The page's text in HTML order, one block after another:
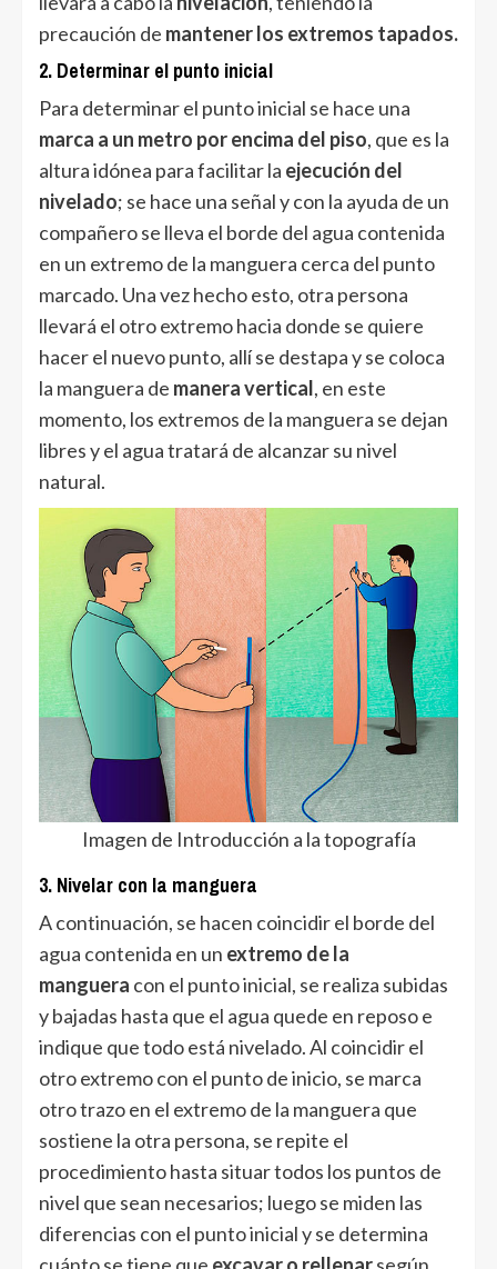
precaución de mantener los extremos tapados.
2. Determinar el punto inicial
Para determinar el punto inicial se hace una
marca a un metro por encima del piso, que es la
altura idónea para facilitar la ejecución del
nivelado; se hace una señal y con la ayuda de un
compañero se lleva el borde del agua contenida
en un extremo de la manguera cerca del punto
marcado. Una vez hecho esto, otra persona
llevará el otro extremo hacia donde se quiere
hacer el nuevo punto, allí se destapa y se coloca
la manguera de manera vertical, en este
momento, los extremos de la manguera se dejan
libres y el agua tratará de alcanzar su nivel
natural.
Imagen de Introducción a la topografía
3. Nivelar con la manguera
A continuación, se hacen coincidir el borde del
agua contenida en un extremo de la
manguera con el punto inicial, se realiza subidas
y bajadas hasta que el agua quede en reposo e
indique que todo está nivelado. Al coincidir el
otro extremo con el punto de inicio, se marca
otro trazo en el extremo de la manguera que
sostiene la otra persona, se repite el
procedimiento hasta situar todos los puntos de
nivel que sean necesarios; luego se miden las
diferencias con el punto inicial y se determina